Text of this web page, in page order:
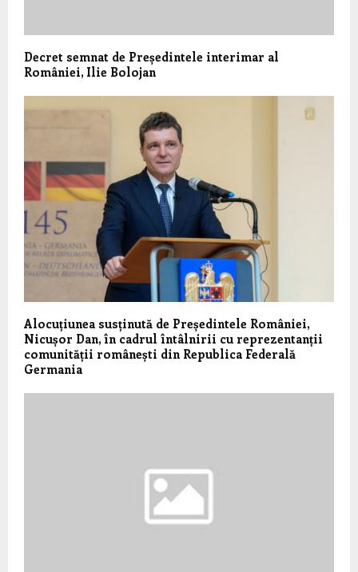
Decret semnat de Președintele interimar al
României, Ilie Bolojan
Alocuțiunea susținută de Președintele României,
Nicușor Dan, în cadrul întâlnirii cu reprezentanții
comunității românești din Republica Federală
Germania